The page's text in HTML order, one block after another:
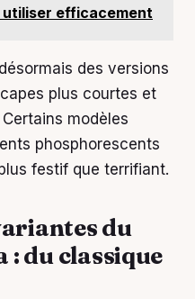
efficacement
des versions
plus courtes et
modèles
phosphorescents
festif que terrifiant.
du
: du classique